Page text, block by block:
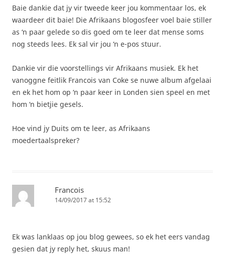
Baie dankie dat jy vir tweede keer jou kommentaar los, ek
waardeer dit baie! Die Afrikaans blogosfeer voel baie stiller
as ‘n paar gelede so dis goed om te leer dat mense soms
nog steeds lees. Ek sal vir jou ‘n e-pos stuur.
Dankie vir die voorstellings vir Afrikaans musiek. Ek het
vanoggne feitlik Francois van Coke se nuwe album afgelaai
en ek het hom op ‘n paar keer in Londen sien speel en met
hom ‘n bietjie gesels.
Hoe vind jy Duits om te leer, as Afrikaans
moedertaalspreker?
Francois
14/09/2017 at 15:52
Ek was lanklaas op jou blog gewees, so ek het eers vandag
gesien dat jy reply het, skuus man!